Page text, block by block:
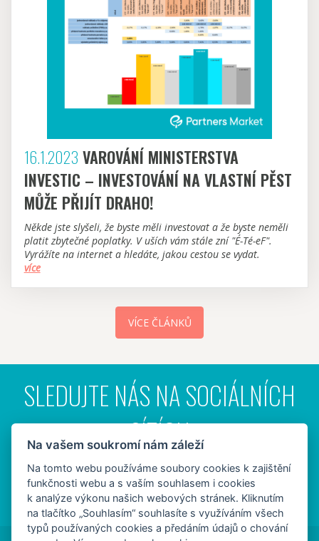
16.1.2023 VAROVÁNÍ MINISTERSTVA
INVESTIC – INVESTOVÁNÍ NA VLASTNÍ PĚST
MŮŽE PŘIJÍT DRAHO!
Někde jste slyšeli, že byste měli investovat a že byste neměli
platit zbytečné poplatky. V uších vám stále zní "É-Té-eF".
Vyrážíte na internet a hledáte, jakou cestou se vydat.
více
VÍCE ČLÁNKŮ
SLEDUJTE NÁS NA SOCIÁLNÍCH
SÍTÍCH
Na vašem soukromí nám záleží
Na tomto webu používáme soubory cookies k zajištění
funkčnosti webu a s vaším souhlasem i cookies
k analýze výkonu našich webových stránek. Kliknutím
na tlačítko „Souhlasím“ souhlasíte s využíváním všech
typů používaných cookies a předáním údajů o chování